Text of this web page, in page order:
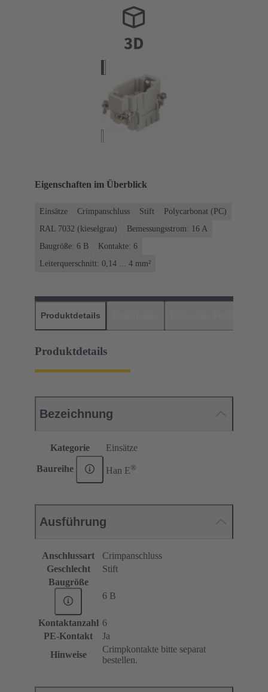
Eigenschaften im Überblick
Einsätze Crimpanschluss Stift
Polycarbonat (PC)
RAL 7032 (kieselgrau)
Bemessungsstrom: ‌16 A
Baugröße: 6 B
Kontakte: 6
Leiterquerschnitt: 0,14 ... 4 mm²
Produktdetails
Produktdetails
Bezeichnung
Kategorie Einsätze
Baureihe Han E®
Ausführung
Anschlussart
Crimpanschluss
Geschlecht
Stift
Baugröße
6 B
Kontaktanzahl 6
PE-Kontakt
Ja
Hinweise
Crimpkontakte bitte separat
bestellen.